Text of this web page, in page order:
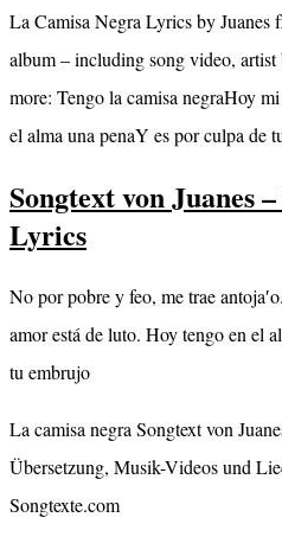
La Camisa Negra Lyrics by Juanes
album – including song video, artist
more: Tengo la camisa negraHoy
el alma una penaY es por culpa de
Songtext von Juanes
Lyrics
No por pobre y feo, me trae
amor está de luto. Hoy tengo en el
tu embrujo
La camisa negra Songtext von
Übersetzung, Musik-Videos und
Songtexte.com